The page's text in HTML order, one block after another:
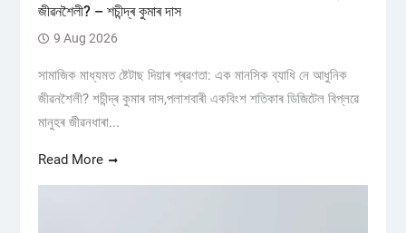
জীৱনশৈলী? – শচীন্দ্ৰ কুমাৰ দাস
9 Aug 2026
সামাজিক মাধ্যমত ষ্টেটাছ দিয়াৰ প্ৰৱণতা: এক মানসিক ব্যাধি নে আধুনিক
জীৱনশৈলী? শচীন্দ্ৰ কুমাৰ দাস,পলাশবাৰী একবিংশ শতিকাৰ ডিজিটেল বিপ্লৱে
মানুহৰ জীৱনধাৰা...
Read More